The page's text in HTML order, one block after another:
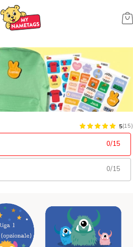
5(15)
0/15
0/15